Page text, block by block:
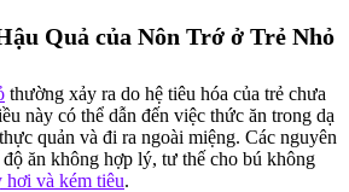
Quả của Nôn Trớ ở Trẻ Nhỏ
thường xảy ra do hệ tiêu hóa của trẻ chưa
này có thể dẫn đến việc thức ăn trong dạ
quản và đi ra ngoài miệng. Các nguyên
ăn không hợp lý, tư thế cho bú không
hơi và kém tiêu.